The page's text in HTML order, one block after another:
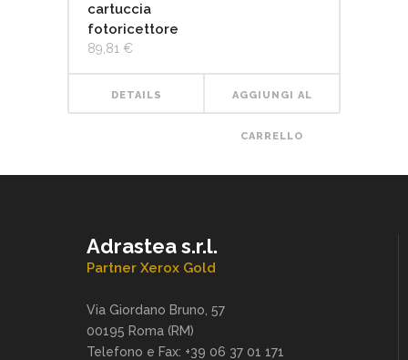
cartuccia
fotoricettore
89,81 €
DETAILS AGGIUNGI AL
CARRELLO
Adrastea s.r.l.
Partner Xerox Gold
Via Giordano Bruno, 57
00195 Roma (RM)
Telefono e Fax: +39 06 37 01 171